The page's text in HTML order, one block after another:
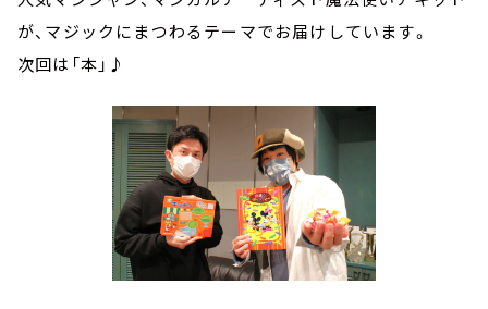
が、マジックにまつわるテーマでお届けしています。
次回は「本」 ♪